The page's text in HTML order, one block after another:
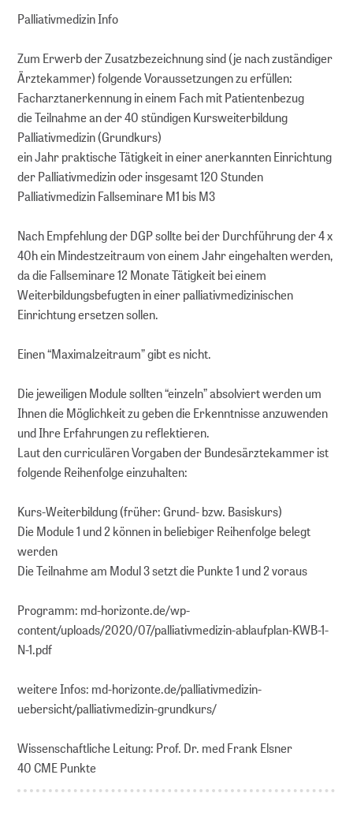
Palliativmedizin Info
Zum Erwerb der Zusatzbezeichnung sind (je nach zuständiger
Ärztekammer) folgende Voraussetzungen zu erfüllen:
Facharztanerkennung in einem Fach mit Patientenbezug
die Teilnahme an der 40 stündigen Kursweiterbildung
Palliativmedizin (Grundkurs)
ein Jahr praktische Tätigkeit in einer anerkannten Einrichtung
der Palliativmedizin oder insgesamt 120 Stunden
Palliativmedizin Fallseminare M1 bis M3
Nach Empfehlung der DGP sollte bei der Durchführung der 4 x
40h ein Mindestzeitraum von einem Jahr eingehalten werden,
da die Fallseminare 12 Monate Tätigkeit bei einem
Weiterbildungsbefugten in einer palliativmedizinischen
Einrichtung ersetzen sollen.
Einen “Maximalzeitraum” gibt es nicht.
Die jeweiligen Module sollten “einzeln” absolviert werden um
Ihnen die Möglichkeit zu geben die Erkenntnisse anzuwenden
und Ihre Erfahrungen zu reflektieren.
Laut den curriculären Vorgaben der Bundesärztekammer ist
folgende Reihenfolge einzuhalten:
Kurs-Weiterbildung (früher: Grund- bzw. Basiskurs)
Die Module 1 und 2 können in beliebiger Reihenfolge belegt
werden
Die Teilnahme am Modul 3 setzt die Punkte 1 und 2 voraus
Programm: md-horizonte.de/wp-
content/uploads/2020/07/palliativmedizin-ablaufplan-KWB-1-
N-1.pdf
weitere Infos: md-horizonte.de/palliativmedizin-
uebersicht/palliativmedizin-grundkurs/
Wissenschaftliche Leitung: Prof. Dr. med Frank Elsner
40 CME Punkte